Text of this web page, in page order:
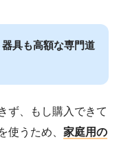
具も高額な専門道
ず、もし購入できて
使うため、 家庭用の